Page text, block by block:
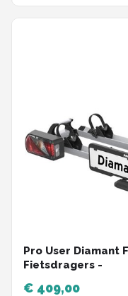
Pro User Diamant
Fietsdragers -
€ 409,00